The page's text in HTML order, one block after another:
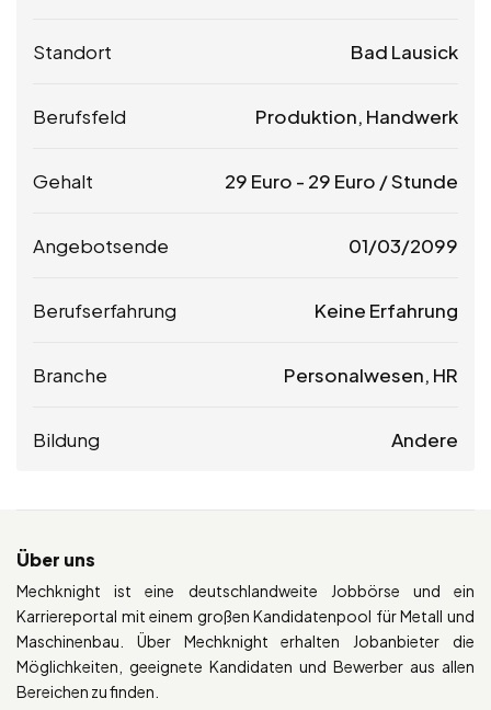
Standort Bad Lausick
Berufsfeld Produktion, Handwerk
Gehalt 29 Euro - 29 Euro / Stunde
Angebotsende 01/03/2099
Berufserfahrung Keine Erfahrung
Branche Personalwesen, HR
Bildung Andere
Über uns
Mechknight ist eine deutschlandweite Jobbörse und ein
Karriereportal mit einem großen Kandidatenpool für Metall und
Maschinenbau. Über Mechknight erhalten Jobanbieter die
Möglichkeiten, geeignete Kandidaten und Bewerber aus allen
Bereichen zu finden.